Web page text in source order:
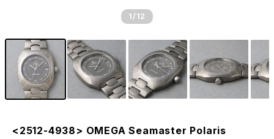
1 /12
<2512-4938> OMEGA Seamaster Polaris